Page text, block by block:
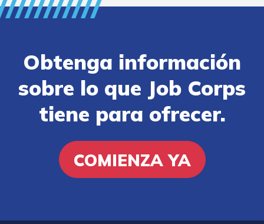
Obtenga información
sobre lo que Job Corps
tiene para ofrecer.
COMIENZA YA